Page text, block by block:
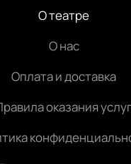
О театре
О нас
Оплата и доставка
оказания